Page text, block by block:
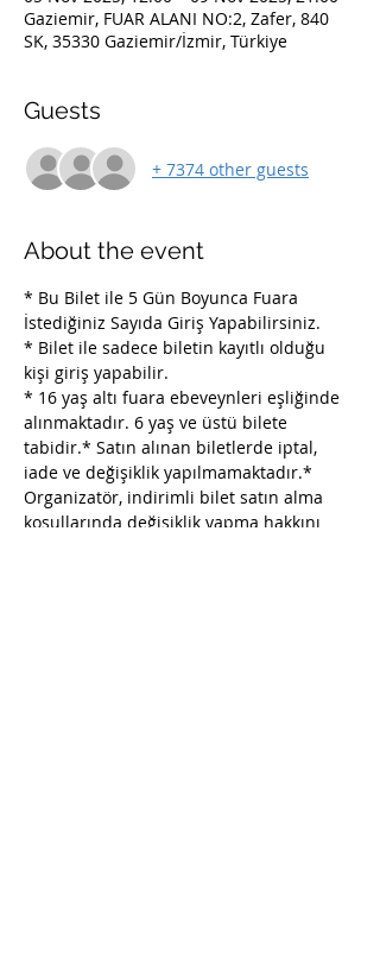
Gaziemir, FUAR ALANI NO:2, Zafer, 840
SK, 35330 Gaziemir/İzmir, Türkiye
Guests
+ 7374 other guests
About the event
* Bu Bilet ile 5 Gün Boyunca Fuara
İstediğiniz Sayıda Giriş Yapabilirsiniz.
* Bilet ile sadece biletin kayıtlı olduğu
kişi giriş yapabilir.
* 16 yaş altı fuara ebeveynleri eşliğinde
alınmaktadır. 6 yaş ve üstü bilete
tabidir.* Satın alınan biletlerde iptal,
iade ve değişiklik yapılmamaktadır.*
Organizatör, indirimli bilet satın alma
koşullarında değişiklik yapma hakkını